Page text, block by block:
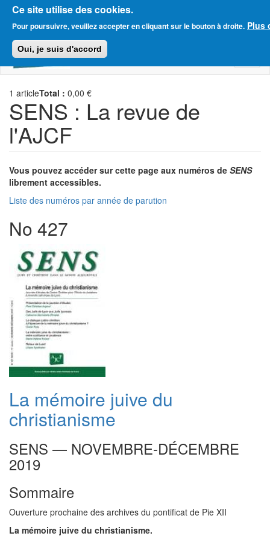
Ce site utilise des cookies.
Pour poursuivre, veuillez accepter en cliquant sur le bouton à droite. Plus
Oui, je suis d'accord
contenu
principal
Amitié Judéo-Chrétienne de France
1 articleTotal : 0,00 €
SENS : La revue de
l'AJCF
Vous pouvez accéder sur cette page aux numéros de SENS
librement accessibles.
Liste des numéros par année de parution
No 427
La mémoire juive du
christianisme
SENS — NOVEMBRE-DÉCEMBRE
2019
Sommaire
Ouverture prochaine des archives du pontificat de Pie XII
La mémoire juive du christianisme.